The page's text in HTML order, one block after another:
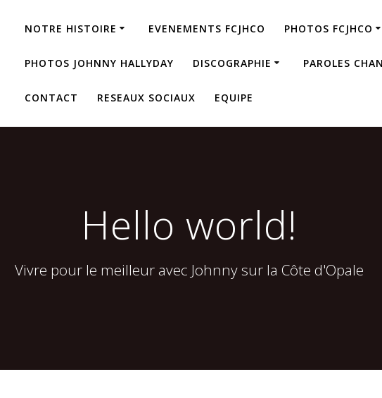
NOTRE HISTOIRE EVENEMENTS FCJHCO PHOTOS FCJHCO
PHOTOS JOHNNY HALLYDAY DISCOGRAPHIE PAROLES
CONTACT RESEAUX SOCIAUX EQUIPE
Hello world!
Vivre pour le meilleur avec Johnny sur la Côte d'Opale